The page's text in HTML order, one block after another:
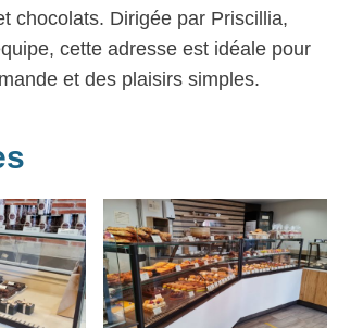
chocolats. Dirigée par Priscillia,
cette adresse est idéale pour
et des plaisirs simples.